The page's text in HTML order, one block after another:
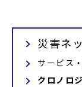
災害ネ
サービス
クロノロ